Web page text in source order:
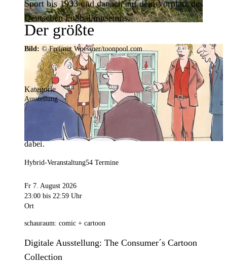
Der größte
Veranstaltungskalender der
Region
Mit weit über 4.000 Terminen ist der
Veranstaltungskalender der Stadt Dortmund der
umfangreichste der Region. Hier ist für alle was
dabei.
Sport bis 1933 und danach auf dem Vorplatz des
Deutschen Fußballmuseums.
Bild: © Freimut Woessner/toonpool.com
Kategorie
Ausstellung
Hybrid-Veranstaltung54 Termine
Fr 7. August 2026
23:00 bis 22:59 Uhr
Ort
schauraum: comic + cartoon
Digitale Ausstellung: The Consumer´s Cartoon
Collection